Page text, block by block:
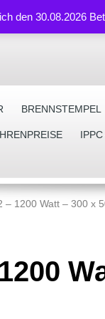
BRENNSTEMPEL
IPPC
– 1200 Watt – 300 x
den 30.08.2026